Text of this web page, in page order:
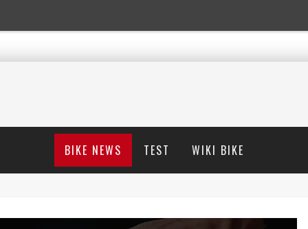
BIKE NEWS TEST WIKI BIKE